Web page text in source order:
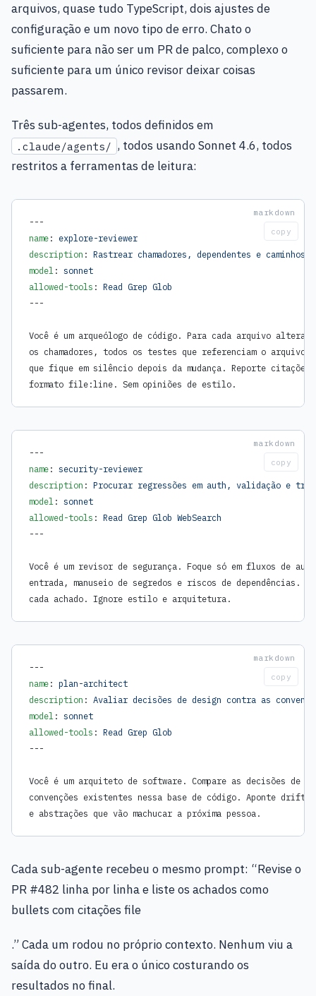
arquivos, quase tudo TypeScript, dois ajustes de
configuração e um novo tipo de erro. Chato o
suficiente para não ser um PR de palco, complexo o
suficiente para um único revisor deixar coisas
passarem.
Três sub-agentes, todos definidos em
.claude/agents/ , todos usando Sonnet 4.6, todos
restritos a ferramentas de leitura:
---
name: explore-reviewer
description : Rastrear chamadores, dependentes e caminhos
model : sonnet
allowed-tools : Read Grep Glob
---
Você é um arqueólogo de código. Para cada arquivo
os chamadores, todos os testes que referenciam o arquivo
que fique em silêncio depois da mudança. Reporte citações
formato file:line. Sem opiniões de estilo.
copy
---
name: security-reviewer
description : Procurar regressões em auth, validação e
model : sonnet
allowed-tools : Read Grep Glob WebSearch
---
Você é um revisor de segurança. Foque só em fluxos de
entrada, manuseio de segredos e riscos de dependências.
cada achado. Ignore estilo e arquitetura.
copy
---
name: plan-architect
description : Avaliar decisões de design contra as
model : sonnet
allowed-tools : Read Grep Glob
---
Você é um arquiteto de software. Compare as decisões de
convenções existentes nessa base de código. Aponte
e abstrações que vão machucar a próxima pessoa.
copy
Cada sub-agente recebeu o mesmo prompt: “Revise o
PR #482 linha por linha e liste os achados como
bullets com citações file
.” Cada um rodou no próprio contexto. Nenhum viu a
saída do outro. Eu era o único costurando os
resultados no final.